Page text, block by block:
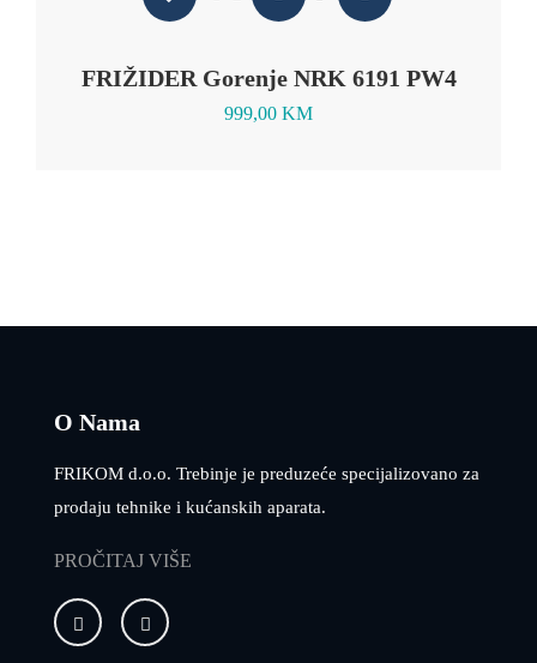
FRIŽIDER Gorenje NRK 6191 PW4
999,00 KM
O Nama
FRIKOM d.o.o. Trebinje je preduzeće specijalizovano za
prodaju tehnike i kućanskih aparata.
PROČITAJ VIŠE